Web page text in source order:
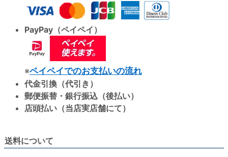
PayPay（ペイペイ）
※ペイペイでのお支払いの流れ
代金引換（代引き）
郵便振替・銀行振込（後払い）
店頭払い（当店実店舗にて）
送料について